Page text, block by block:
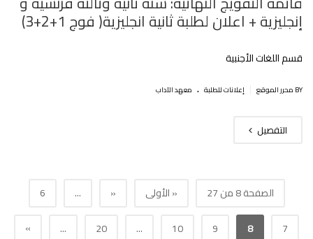
إنجليزية + اعلان لطلبة ثانية انجليزية( فوج 1+2+3)
قسم اللغات الأجنبية
BY محرر الموقع إعلانات للطلبة . معهد الآداب
التفصيل
الصفحة 8 من 27 « الأولى «
...
6
7
8
9
10
...
20
...
»